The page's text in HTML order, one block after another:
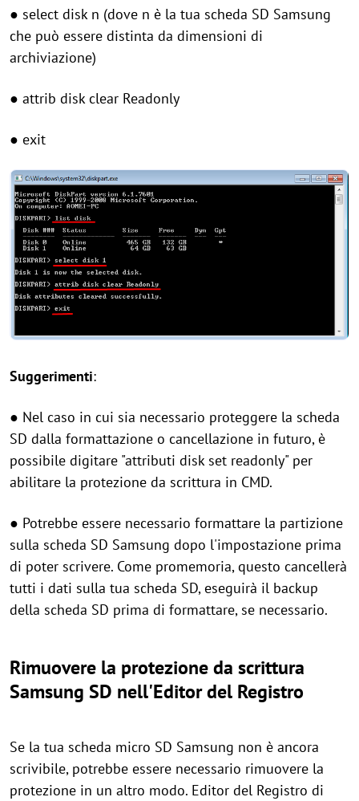
● select disk n (dove n è la tua scheda SD Samsung
che può essere distinta da dimensioni di
archiviazione)
● attrib disk clear Readonly
● exit
Suggerimenti:
● Nel caso in cui sia necessario proteggere la scheda
SD dalla formattazione o cancellazione in futuro, è
possibile digitare "attributi disk set readonly" per
abilitare la protezione da scrittura in CMD.
● Potrebbe essere necessario formattare la partizione
sulla scheda SD Samsung dopo l'impostazione prima
di poter scrivere. Come promemoria, questo cancellerà
tutti i dati sulla tua scheda SD, eseguirà il backup
della scheda SD prima di formattare, se necessario.
Rimuovere la protezione da scrittura
Samsung SD nell'Editor del Registro
Se la tua scheda micro SD Samsung non è ancora
scrivibile, potrebbe essere necessario rimuovere la
protezione in un altro modo. Editor del Registro di